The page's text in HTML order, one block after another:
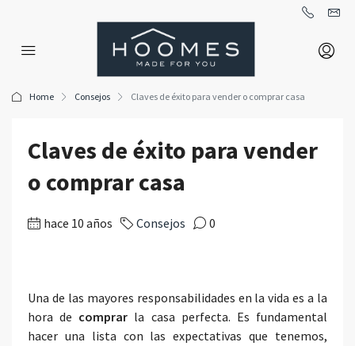
Home Consejos Claves de éxito para vender o comprar casa
Claves de éxito para vender
o comprar casa
hace 10 años Consejos 0
Una de las mayores responsabilidades en la vida es a la
hora de comprar la casa perfecta. Es fundamental
hacer una lista con las expectativas que tenemos,